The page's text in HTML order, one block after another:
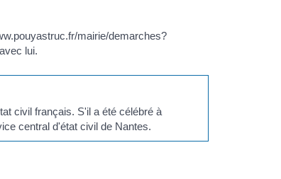
mairie/demarches?
lui.
civil français. S'il a été célébré à
central d'état civil de Nantes.